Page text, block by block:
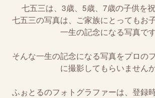
七五三は、3歳、5歳、7歳の子供を祝
七五三の写真は、ご家族にとってもお
一生の記念になる写真です
そんな一生の記念になる写真をプロの
に撮影してもらいません
ふぉとるのフォトグラファーは、登録